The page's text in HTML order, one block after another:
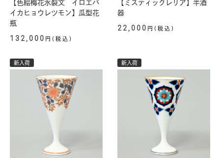
【色絵梅花氷裂文 イロエバ
イカヒョウレツモン】瓜型花
瓶
132,000 円(税込)
【ミスティックレリア】半酒
器
22,000 円(税込)
新入荷 新入荷